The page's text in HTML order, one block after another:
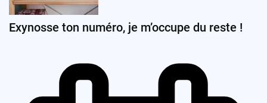
Exynosse ton numéro, je m’occupe du reste !